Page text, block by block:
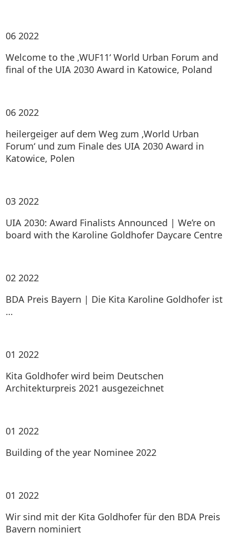
06 2022
Welcome to the ‚WUF11‘ World Urban Forum and
final of the UIA 2030 Award in Katowice, Poland
06 2022
heilergeiger auf dem Weg zum ‚World Urban
Forum‘ und zum Finale des UIA 2030 Award in
Katowice, Polen
03 2022
UIA 2030: Award Finalists Announced | We’re on
board with the Karoline Goldhofer Daycare Centre
02 2022
BDA Preis Bayern | Die Kita Karoline Goldhofer ist
…
01 2022
Kita Goldhofer wird beim Deutschen
Architekturpreis 2021 ausgezeichnet
01 2022
Building of the year Nominee 2022
01 2022
Wir sind mit der Kita Goldhofer für den BDA Preis
Bayern nominiert